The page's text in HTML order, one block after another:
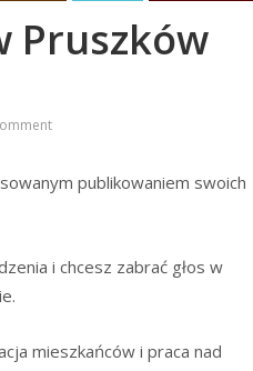
Pruszków
publikowaniem swoich
i chcesz zabrać głos w
mieszkańców i praca nad